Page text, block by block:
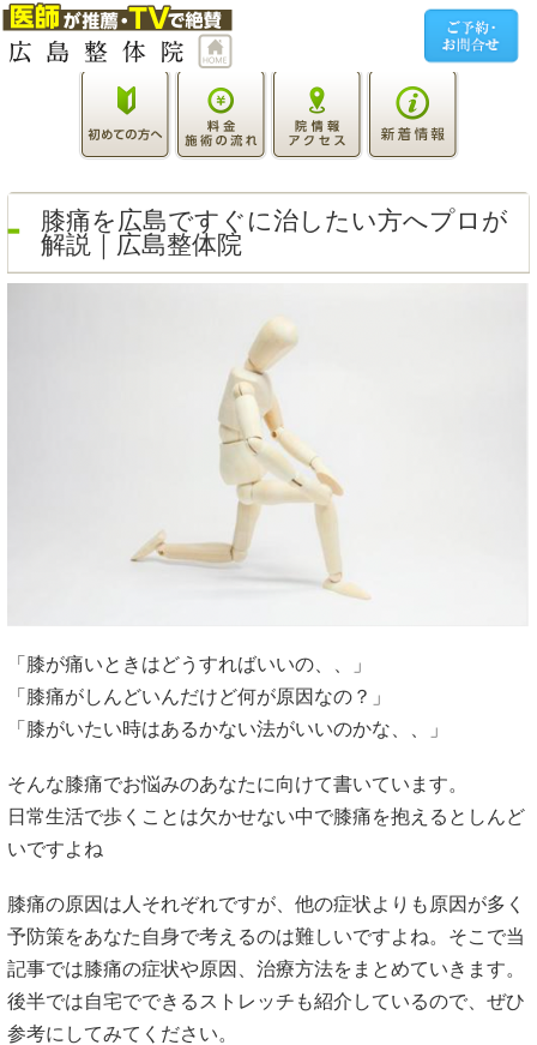
膝痛を広島ですぐに治したい方へプロが
解説｜広島整体院
「膝が痛いときはどうすればいいの、、」
「膝痛がしんどいんだけど何が原因なの？」
「膝がいたい時はあるかない法がいいのかな、、」
そんな膝痛でお悩みのあなたに向けて書いています。
日常生活で歩くことは欠かせない中で膝痛を抱えるとしんど
いですよね
膝痛の原因は人それぞれですが、他の症状よりも原因が多く
予防策をあなた自身で考えるのは難しいですよね。そこで当
記事では膝痛の症状や原因、治療方法をまとめていきます。
後半では自宅でできるストレッチも紹介しているので、ぜひ
参考にしてみてください。